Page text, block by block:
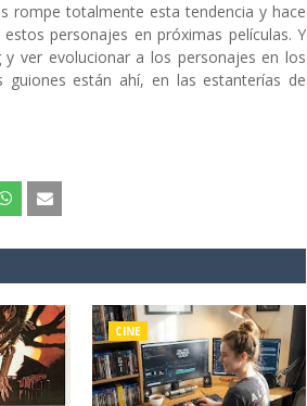
rompe totalmente esta tendencia y hace
personajes en próximas películas. Y
ver evolucionar a los personajes en los
guiones están ahí, en las estanterías de
CINE